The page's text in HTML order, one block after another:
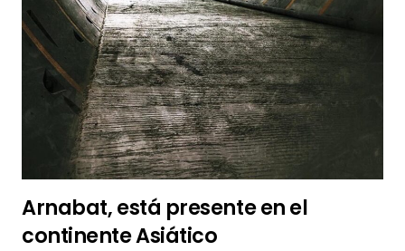
Arnabat, está presente en el
continente Asiático